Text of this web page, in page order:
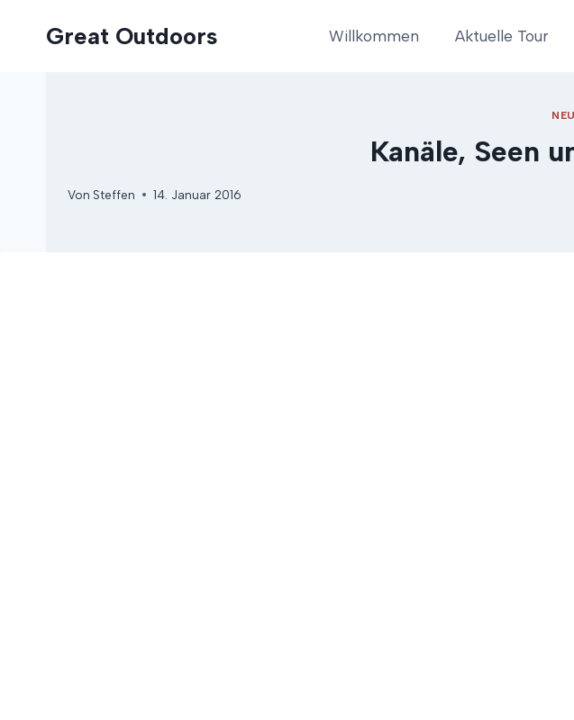
Great Outdoors Willkommen Aktuelle Tour
Kanäle, Seen
Von Steffen 14. Januar 2016